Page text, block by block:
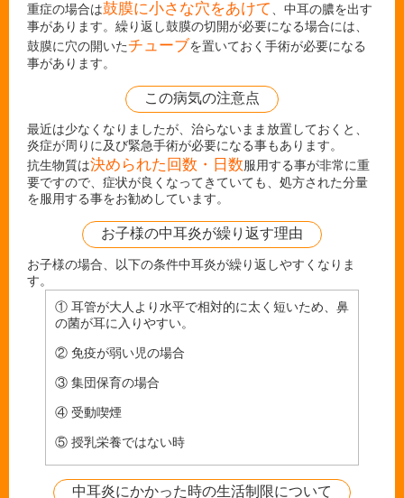
重症の場合は鼓膜に小さな穴をあけて
、中耳の膿を出す
事があります。繰り返し鼓膜の切開が必要になる場合には、
鼓膜に穴の開いたチューブを置いておく手術が必要になる
事があります。
この病気の注意点
最近は少なくなりましたが、治らないまま放置しておくと、
炎症が周りに及び緊急手術が必要になる事もあります。
抗生物質は決められた回数・日数服用する事が非常に重
要ですので、症状が良くなってきていても、処方された分量
を服用する事をお勧めしています。
お子様の中耳炎が繰り返す理由
お子様の場合、以下の条件中耳炎が繰り返しやすくなりま
す。
① 耳管が大人より水平で相対的に太く短いため、鼻
の菌が耳に入りやすい。
② 免疫が弱い児の場合
③ 集団保育の場合
④ 受動喫煙
⑤ 授乳栄養ではない時
中耳炎にかかった時の生活制限について